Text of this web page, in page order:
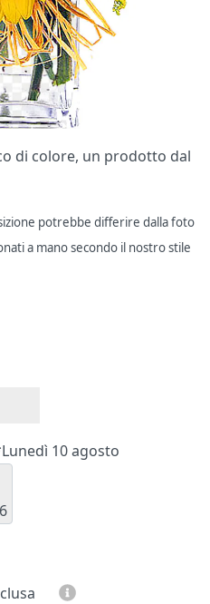
di colore, un prodotto dal
potrebbe differire dalla foto
a mano secondo il nostro stile
Lunedì 10 agosto
Inclusa